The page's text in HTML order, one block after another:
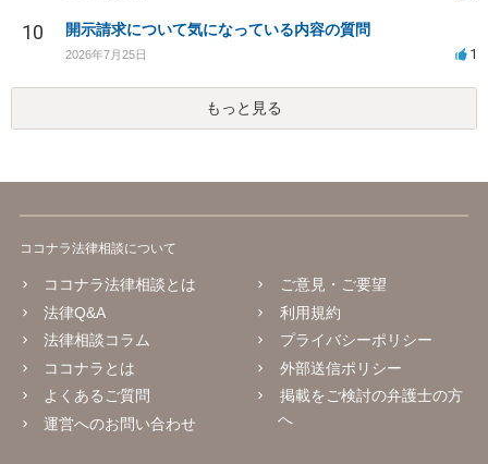
10 開示請求について気になっている内容の質問
2026年7月25日 1
もっと見る
ココナラ法律相談について
ココナラ法律相談とは
法律Q&A
法律相談コラム
ココナラとは
よくあるご質問
運営へのお問い合わせ
ご意見・ご要望
利用規約
プライバシーポリシー
外部送信ポリシー
掲載をご検討の弁護士の方
へ